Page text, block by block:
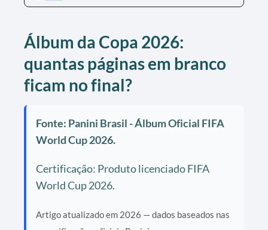
Álbum da Copa 2026:
quantas páginas em branco
ficam no final?
Fonte: Panini Brasil - Álbum Oficial FIFA
World Cup 2026.
Certificação: Produto licenciado FIFA
World Cup 2026.
Artigo atualizado em 2026 — dados baseados nas